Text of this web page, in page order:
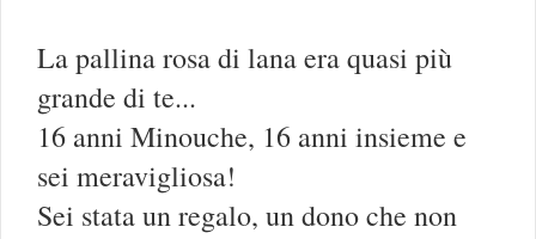
La pallina rosa di lana era quasi più
grande di te...
16 anni Minouche, 16 anni insieme e
sei meravigliosa!
Sei stata un regalo, un dono che non